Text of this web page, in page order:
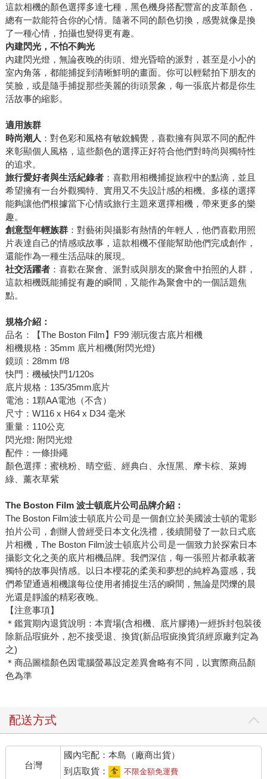
這款相機的顏色選擇多達七種，黑色機身搭配豐富的皮革顏色，
總有一款能符合你的心情。隨著不同的顏色切換，感覺就像是換
了一種心情，拍攝也變得更有趣。
內建閃光，不怕不夠光
內建閃光燈，無論夜晚的街頭、燈光昏暗的派對，甚至是小小的
室內角落，都能捕捉到清晰鮮明的畫面。你可以輕鬆拍下朋友的
笑臉，或是隨手捕捉那些美麗的街頭景象，每一張底片都是你生
活故事的縮影。
適用族群
時尚潮人 ：對色彩和風格有敏銳觸覺，喜歡擁有與眾不同的配件
來彰顯個人風格，這些顏色的選擇正好符合他們對時尚與獨特性
的追求。
旅行愛好者與生活紀錄者：喜歡用相機捕捉旅程中的點滴，並且
希望擁有一台外觀獨特、實用又不失設計感的相機。多樣的選擇
能夠讓他們根據當下心情或旅行主題來選擇相機，帶來更多的樂
趣。
創意型年輕族群：對藝術與攝影有熱情的年輕人，他們喜歡用照
片表達自己的情感或故事，這款相機不僅能幫助他們完成創作，
還能作為一種生活品味的展現。
社交活躍者：喜歡在聚會、派對或與朋友的聚會中拍照的人群，
這款相機既能捕捉有趣的瞬間，又能作為聚會中的一個話題焦
點。
規格介紹：
品名：【The Boston Film】F99 潮玩復古底片相機
相機規格：35mm 底片相機(附閃光燈)
鏡頭：28mm f/8
快門：機械快門1/120s
底片規格：135/35mm底片
電池：1顆AA電池（不含）
尺寸：W116 x H64 x D34 毫米
重量：110公克
閃光燈: 附閃光燈
配件：一條掛繩
顏色選擇：蜜桃粉、晴空藍、經典白、永恆黑、摩卡棕、萊姆
綠、薰衣草紫
The Boston Film 波士頓底片公司品牌介紹：
The Boston Film波士頓底片公司是一個創立於美國波士頓的電影
拍片公司，創辦人曾經受日本文化洗禮，後續開發了一款日式底
片相機，The Boston Film波士頓底片公司是一個致力於探索日本
攝影文化之美的底片相機品牌。我們深信，每一張照片都承載著
獨特的故事與情感。以日本櫻花的柔美和夢想的純粹為靈感，我
們希望通過相機讓每位使用者捕捉生活的瞬間，無論是閃爍的晨
光還是靜謐的精彩夜晚。
【注意事項】
＊鑑賞期內退貨說明：本賣場(含相機、底片膠捲)一經拆封包裝後
除新品瑕疵外，恕不接受退、換貨(新品瑕疵換貨須經原廠判定為
之)
＊商品圖檔顏色因電腦螢幕設定差異會略有不同，以實際商品顏
色為準
配送方式
台灣
國內宅配：本島（廠商出貨）
到店取貨：
不限金額免運費